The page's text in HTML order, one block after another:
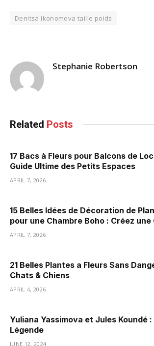
Denitsa ikonomova taille poids
Stephanie Robertson
Related Posts
17 Bacs à Fleurs pour Balcons de
Guide Ultime des Petits Espaces
APRIL 7, 2026
15 Belles Idées de Décoration de
pour une Chambre Boho : Créez une
APRIL 7, 2026
21 Belles Plantes a Fleurs Sans
Chats & Chiens
APRIL 4, 2026
Yuliana Yassimova et Jules Koundé :
Légende
JUNE 12, 2024